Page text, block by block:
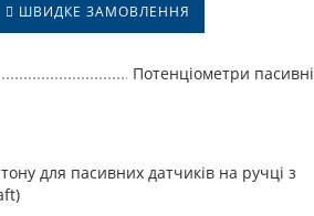
ШВИДКЕ ЗАМОВЛЕННЯ
Потенціометри пасивні
для пасивних датчиків на ручці з